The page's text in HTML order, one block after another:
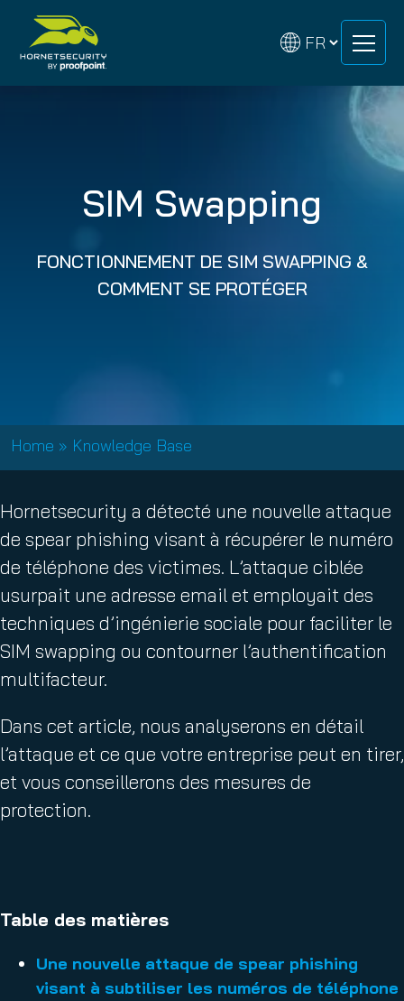
content
content
SIM Swapping
FONCTIONNEMENT DE SIM SWAPPING &
COMMENT SE PROTÉGER
Home » Knowledge Base
Hornetsecurity a détecté une nouvelle attaque
de spear phishing visant à récupérer le numéro
de téléphone des victimes. L’attaque ciblée
usurpait une adresse email et employait des
techniques d’ingénierie sociale pour faciliter le
SIM swapping ou contourner l’authentification
multifacteur.
Dans cet article, nous analyserons en détail
l’attaque et ce que votre entreprise peut en tirer,
et vous conseillerons des mesures de
protection.
Table des matières
Une nouvelle attaque de spear phishing
visant à subtiliser les numéros de téléphone